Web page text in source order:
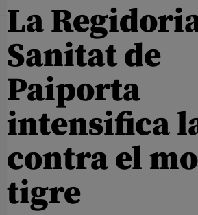
La
Sanitat de
Paiporta
intensifica
contra el
tigre